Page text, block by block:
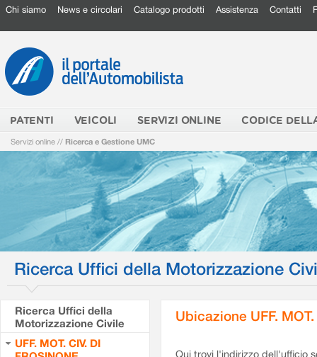
Chi siamo News e circolari Catalogo prodotti Assistenza Contatti
PATENTI VEICOLI SERVIZI ONLINE CODICE
Servizi online // Ricerca e Gestione UMC
Ricerca Uffici della Motorizzazione
Ricerca Uffici della
Motorizzazione Civile
UFF. MOT. CIV. DI
Ubicazione UFF.
Qui trovi l'indirizzo dell'ufficio